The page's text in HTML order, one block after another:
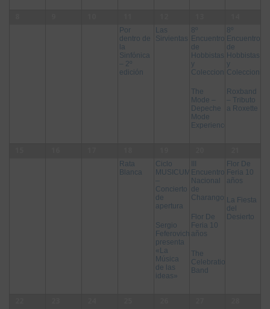
Por
dentro de
la
Sinfónica
– 2º
edición
Las
Sirvientas
8º
Encuentro
de
Hobbistas
y
Coleccionistas
The
Mode –
Depeche
Mode
Experience
8º
Encuentro
de
Hobbistas
y
Roxband
– Tributo
a Roxette
Rata
Blanca
Ciclo
MUSICUMS
–
Concierto
de
apertura
Sergio
Feferovich
presenta
«La
Música
de las
ideas»
III
Encuentro
Nacional
de
Charangos
Flor De
Feria 10
años
The
Celebration
Band
Flor De
Feria 10
años
La Fiesta
del
Desierto